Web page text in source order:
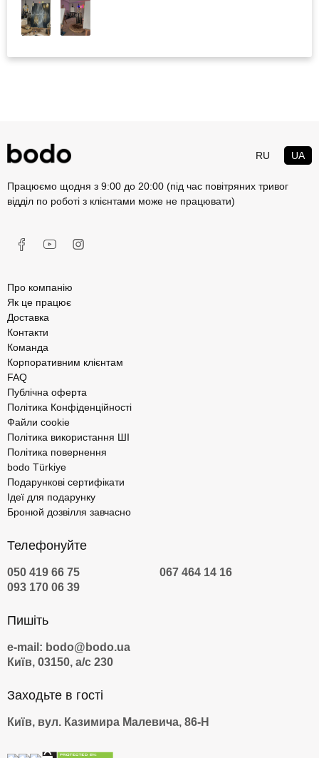
RU UA
Працюємо щодня з 9:00 до 20:00 (під час повітряних тривог
відділ по роботі з клієнтами може не працювати)
Про компанію
Як це працює
Доставка
Контакти
Команда
Корпоративним клієнтам
FAQ
Публічна оферта
Політика Конфіденційності
Файли cookie
Політика використання ШІ
Політика повернення
bodo Türkiye
Подарункові сертифікати
Ідеї для подарунку
Бронюй дозвілля завчасно
Телефонуйте
050 419 66 75
067 464 14 16
093 170 06 39
Пишіть
e-mail: bodo@bodo.ua
Київ, 03150, а/с 230
Заходьте в гості
Київ, вул. Казимира Малевича, 86-Н